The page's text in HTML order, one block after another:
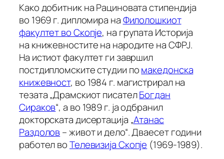
Како добитник на Рациновата стипендија
во 1969 г. дипломира наФилолошкиот
факултет во Скопје, на групата Историја
на книжевностите на народите на СФРЈ.
На истиот факултет ги завршил
постдипломските студии помакедонска
книжевност, во 1984 г. магистрирал на
тезата „Драмскиот писателБогдан
Сираков“, а во 1989 г. ја одбранил
докторската дисертација „Атанас
Раздолов– живот и дело“. Дваесет години
работел воТелевизија Скопје (1969-1989).